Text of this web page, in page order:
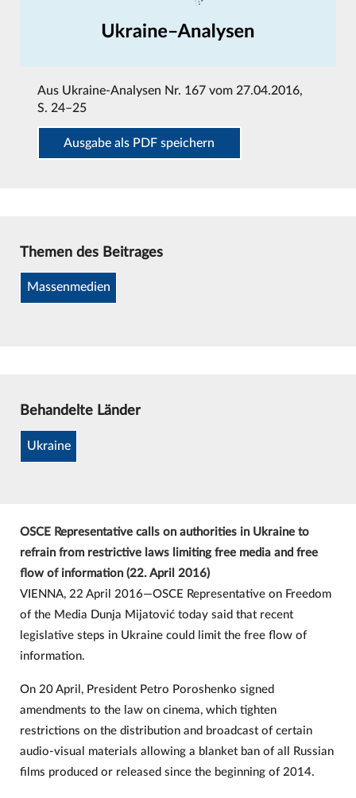
Aus Ukraine-Analysen Nr. 167 vom 27.04.2016,
S. 24–25
Ausgabe als PDF speichern
Themen des Beitrages
Massenmedien
Behandelte Länder
Ukraine
OSCE Representative calls on authorities in Ukraine to
refrain from restrictive laws limiting free media and free
flow of information (22. April 2016)
VIENNA, 22 April 2016—OSCE Representative on Freedom
of the Media Dunja Mijatović today said that recent
legislative steps in Ukraine could limit the free flow of
information.
On 20 April, President Petro Poroshenko signed
amendments to the law on cinema, which tighten
restrictions on the distribution and broadcast of certain
audio-visual materials allowing a blanket ban of all Russian
films produced or released since the beginning of 2014.